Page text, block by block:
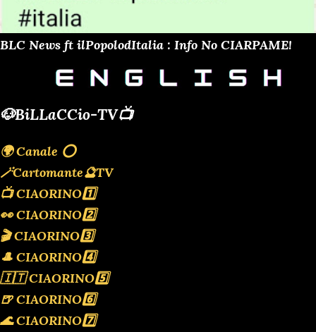
BLC News ft ilPopolodItalia : Info No CIARPAME!
🐶BiLLaCCio-TV📺
🌍 Canale ⭕️
🪄Cartomante🔮TV
📺 CIAORINO1️⃣
👀 CIAORINO2️⃣
🎬 CIAORINO3️⃣
🎩 CIAORINO4️⃣
🇮🇹 CIAORINO5️⃣
🍺 CIAORINO6️⃣
🌊 CIAORINO7️⃣